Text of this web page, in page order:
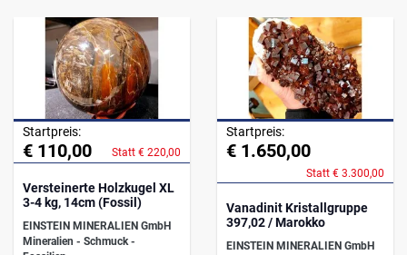
Startpreis:
€ 110,00 Statt € 220,00
Versteinerte Holzkugel XL
3-4 kg, 14cm (Fossil)
EINSTEIN MINERALIEN GmbH
Mineralien - Schmuck -
Startpreis:
€ 1.650,00
Statt € 3.300,00
Vanadinit Kristallgruppe
397,02 / Marokko
EINSTEIN MINERALIEN GmbH